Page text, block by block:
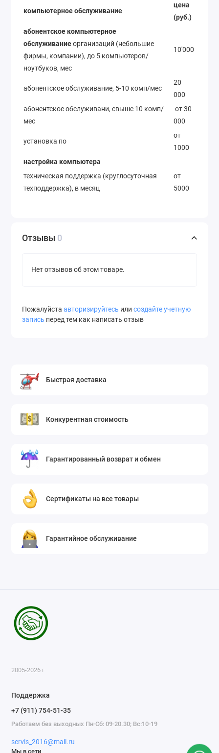
компьютерное обслуживание
цена
(руб.)
абонентское компьютерное
обслуживаниеорганизаций (небольшие
фирмы, компании), до 5 компьютеров/
ноутбуков, мес
10'000
абонентское обслуживание, 5-10 комп/мес
20
000
абонентское обслуживани, свыше 10 комп/
мес
от 30
000
установка по
от
1000
настройка компьютера
техническая поддержка (круглосуточная
техподдержка), в месяц
от
5000
Отзывы 0
Нет отзывов об этом товаре.
Пожалуйста авторизируйтесь или создайте учетную
запись перед тем как написать отзыв
Быстрая доставка
Конкурентная стоимость
Гарантированный возврат и обмен
Сертификаты на все товары
Гарантийное обслуживание
2005-2026 г
Поддержка
+7 (911) 754-51-35
Работаем без выходных Пн-Сб: 09-20.30; Вс:10-19
servis_2016@mail.ru
Мы в сети